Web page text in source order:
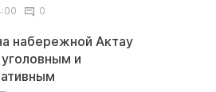
0
набережной Актау
и